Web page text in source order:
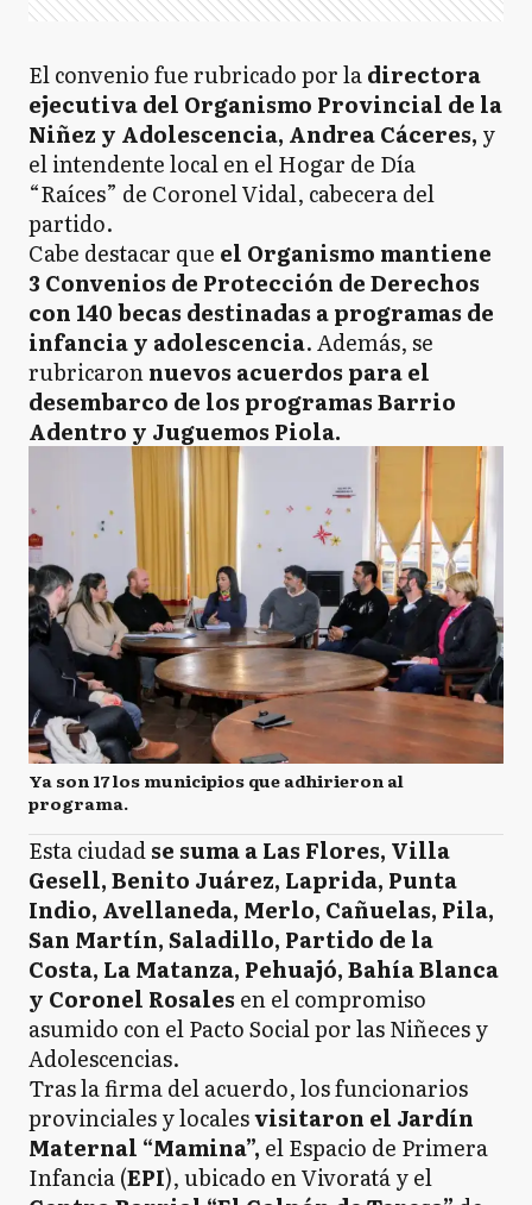
M Monte
N Necochea
P Pila
P Pinamar
R Rauch
SC San Cayetano
T Tandil
T
VG Villa Gesell
AA Adolfo Alsina
AG Adolfo Gonzáles Cháves
El convenio fue rubricado por ladirectora
ejecutiva del Organismo Provincial de la
Niñez y Adolescencia, Andrea Cáceres, y
el intendente local en el Hogar de Día
“Raíces” de Coronel Vidal, cabecera del
partido.
Cabe destacar que el Organismo mantiene
3 Convenios de Protección de Derechos
con 140 becas destinadas a programas de
infancia y adolescencia. Además, se
rubricaronnuevos acuerdos para el
desembarco de los programas Barrio
Adentro y Juguemos Piola.
Ya son 17 los municipios que adhirieron al
programa.
Esta ciudadse suma a Las Flores, Villa
Gesell, Benito Juárez, Laprida, Punta
Indio, Avellaneda, Merlo, Cañuelas, Pila,
San Martín, Saladillo, Partido de la
Costa, La Matanza, Pehuajó, Bahía Blanca
y Coronel Rosales en el compromiso
asumido con el Pacto Social por las Niñeces y
Adolescencias.
Tras la firma del acuerdo, los funcionarios
provinciales y localesvisitaron el Jardín
Maternal “Mamina”, el Espacio de Primera
Infancia (EPI), ubicado en Vivoratá y el